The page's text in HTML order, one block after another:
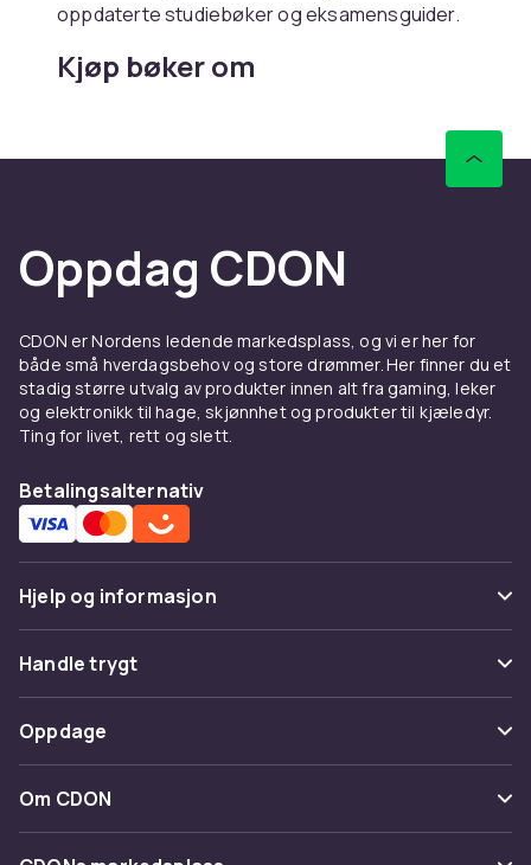
oppdaterte studiebøker og eksamensguider.
Kjøp bøker om
Hos CDON finner du bøker om datasertifisering
Oppdag CDON
CDON er Nordens ledende markedsplass, og vi er her for
både små hverdagsbehov og store drømmer. Her finner du et
stadig større utvalg av produkter innen alt fra gaming, leker
og elektronikk til hage, skjønnhet og produkter til kjæledyr.
Ting for livet, rett og slett.
Betalingsalternativ
Hjelp og informasjon
Vanlige spørsmål
Spor pakke
Angre & returner her
Kontakt oss
Handle trygt
Betaling
Levering
Oppdage
Kategorier
Varemerker
Om CDON
Om oss